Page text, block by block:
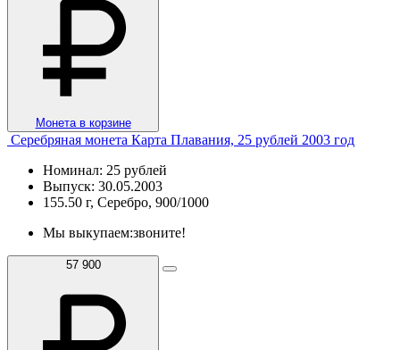
Монета в корзине
Серебряная монета Карта Плавания, 25 рублей 2003 год
Номинал: 25 рублей
Выпуск: 30.05.2003
155.50 г, Серебро, 900/1000
Мы выкупаем:звоните!
57 900